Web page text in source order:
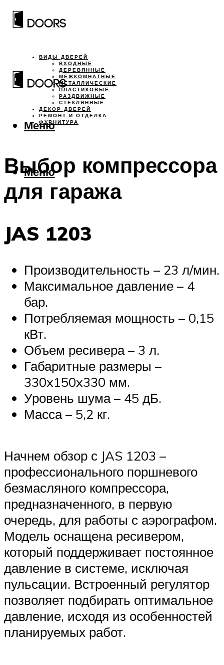
ВИДЫ ДВЕРЕЙ
ВХОДНЫЕ
ДЕРЕВЯННЫЕ
МЕЖКОМНАТНЫЕ
МЕТАЛЛИЧЕСКИЕ
ПЛАСТИКОВЫЕ
РАЗДВИЖНЫЕ
СТЕКЛЯННЫЕ
ДЕКОР ДВЕРЕЙ
РЕМОНТ И ОТДЕЛКА
ФУРНИТУРА
Меню
Меню
Выбор компрессора
для гаража
JAS 1203
Производительность – 23 л/мин.
Максимальное давление – 4
бар.
Потребляемая мощность – 0,15
кВт.
Объем ресивера – 3 л.
Габаритные размеры –
330x150x330 мм.
Уровень шума – 45 дБ.
Масса – 5,2 кг.
Начнем обзор с JAS 1203 –
профессионального поршневого
безмасляного компрессора,
предназначенного, в первую
очередь, для работы с аэрографом.
Модель оснащена ресивером,
который поддерживает постоянное
давление в системе, исключая
пульсации. Встроенный регулятор
позволяет подбирать оптимальное
давление, исходя из особенностей
планируемых работ.